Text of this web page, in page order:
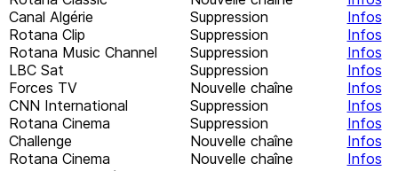
Canal Algérie
Suppression
Infos
Rotana Clip
Suppression
Infos
Rotana Music Channel
Suppression
Infos
LBC Sat
Suppression
Infos
Forces TV
Nouvelle chaîne
Infos
CNN International
Suppression
Infos
Rotana Cinema
Suppression
Infos
Challenge
Nouvelle chaîne
Infos
Rotana Cinema
Nouvelle chaîne
Infos